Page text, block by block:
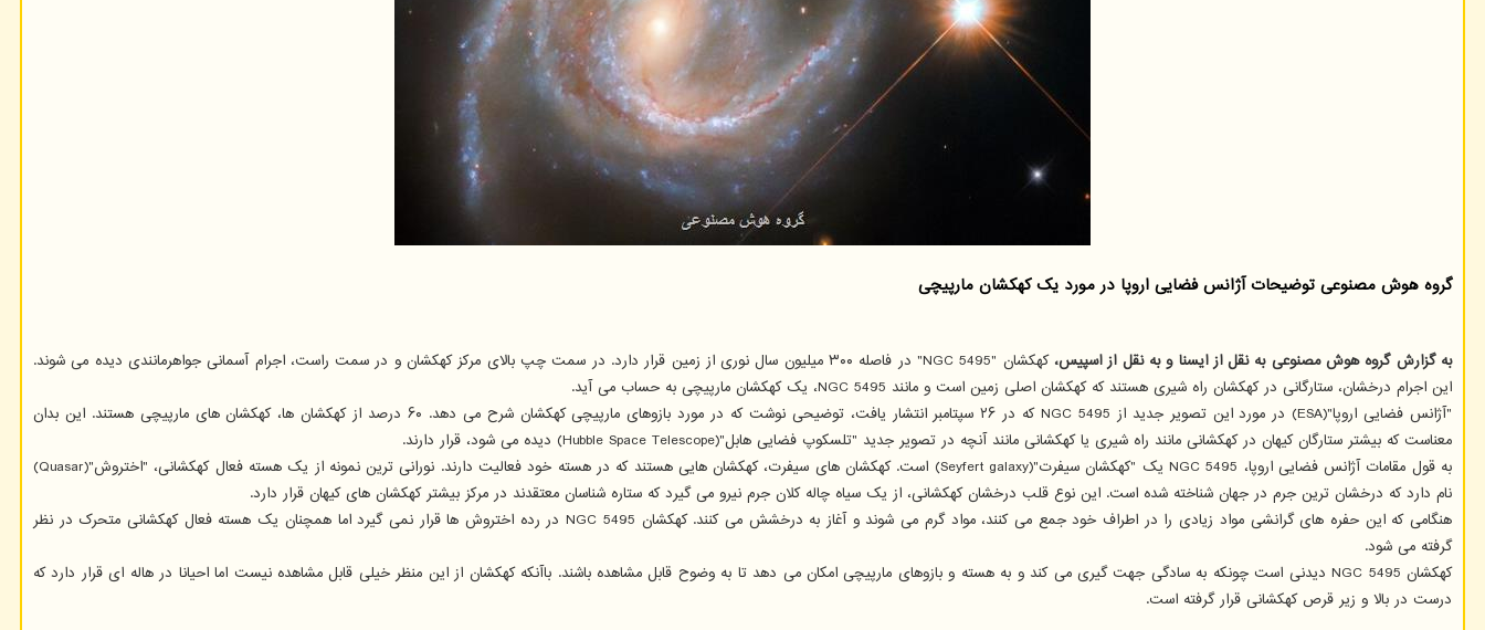
گروه هوش مصنوعی توضیحات آژانس فضایی اروپا در مورد یک کهکشان مارپیچی
به گزارش گروه هوش مصنوعی به نقل از ایسنا و به نقل از اسپیس،
کهکشان "NGC 5495" در فاصله ۳۰۰ میلیون سال نوری از زمین قرار دارد. در سمت چپ بالای مرکز کهکشان و در سمت راست، اجرام آسمانی جواهرمانندی دیده می شوند.
این اجرام درخشان، ستارگانی در کهکشان راه شیری هستند که کهکشان اصلی زمین است و مانند NGC 5495، یک کهکشان مارپیچی به حساب می آید.
"آژانس فضایی اروپا"(ESA) در مورد این تصویر جدید از NGC 5495 که در ۲۶ سپتامبر انتشار یافت، توضیحی نوشت که در مورد بازوهای مارپیچی کهکشان شرح می دهد. ۶۰ درصد از کهکشان ها، کهکشان های مارپیچی هستند. این بدان
معناست که بیشتر ستارگان کیهان در کهکشانی مانند راه شیری یا کهکشانی مانند آنچه در تصویر جدید "تلسکوپ فضایی هابل"(Hubble Space Telescope) دیده می شود، قرار دارند.
به قول مقامات آژانس فضایی اروپا، NGC 5495 یک "کهکشان سیفرت"(Seyfert galaxy) است. کهکشان های سیفرت، کهکشان هایی هستند که در هسته خود فعالیت دارند. نورانی ترین نمونه از یک هسته فعال کهکشانی، "اختروش"(Quasar)
نام دارد که درخشان ترین جرم در جهان شناخته شده است. این نوع قلب درخشان کهکشانی، از یک سیاه چاله کلان جرم نیرو می گیرد که ستاره شناسان معتقدند در مرکز بیشتر کهکشان های کیهان قرار دارد.
هنگامی که این حفره های گرانشی مواد زیادی را در اطراف خود جمع می کنند، مواد گرم می شوند و آغاز به درخشش می کنند. کهکشان NGC 5495 در رده اختروش ها قرار نمی گیرد اما همچنان یک هسته فعال کهکشانی متحرک در نظر
گرفته می شود.
کهکشان NGC 5495 دیدنی است چونکه به سادگی جهت گیری می کند و به هسته و بازوهای مارپیچی امکان می دهد تا به وضوح قابل مشاهده باشند. باآنکه کهکشان از این منظر خیلی قابل مشاهده نیست اما احیانا در هاله ای قرار دارد که
درست در بالا و زیر قرص کهکشانی قرار گرفته است.